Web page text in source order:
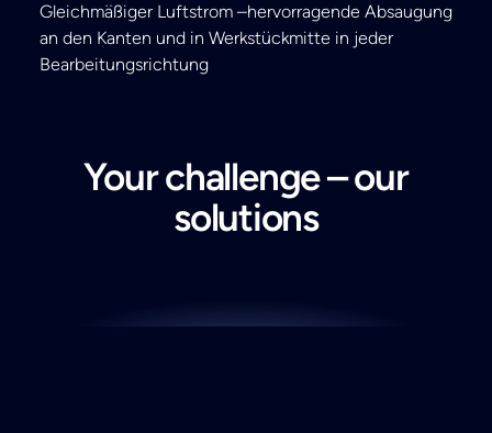
Gleichmäßiger Luftstrom –hervorragende Absaugung
an den Kanten und in Werkstückmitte in jeder
Bearbeitungsrichtung
Your challenge – our
solutions